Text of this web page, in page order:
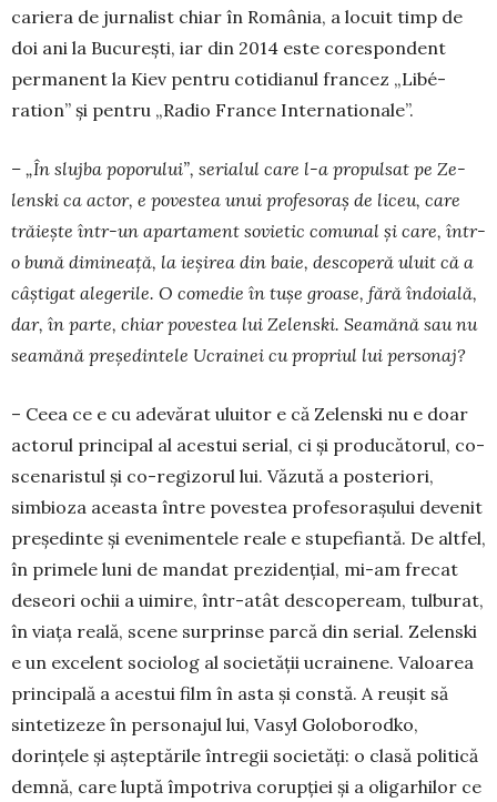
cariera de jurnalist chiar în Româ­nia, a locuit timp de
doi ani la Bucu­rești, iar din 2014 este corespon­dent
per­manent la Kiev pentru co­tidianul francez „Libé­
ration” și pen­tru „Radio France In­terna­tio­nale”.
– „În slujba poporului”, se­rialul care l-a propulsat pe Ze­­
lenski ca actor, e povestea unui pro­fesoraș de liceu, care
trăiește în­tr-un apartament so­vietic co­mu­nal și care, într-
o bună di­mineață, la ieșirea din baie, descoperă uluit că a
câș­tigat ale­gerile. O comedie în tu­șe groa­­se, fără îndoială,
dar, în parte, chiar povestea lui Ze­lenski. Seamănă sau nu
sea­mă­nă președintele Ucrainei cu pro­priul lui per­sonaj?
– Ceea ce e cu adevărat ulu­itor e că Zelenski nu e doar
ac­torul principal al acestui serial, ci și producătorul, co-
scenaristul și co-regizorul lui. Văzută a pos­teriori,
simbioza aceasta între povestea profe­so­rașului devenit
președinte și evenimentele reale e stupe­fi­antă. De altfel,
în pri­mele luni de mandat preziden­țial, mi-am frecat
deseori ochii a uimire, într-atât descopeream, tulburat,
în viața reală, scene sur­prinse parcă din serial. Ze­lenski
e un excelent sociolog al societății ucrainene. Valoa­rea
principală a acestui film în asta și constă. A reușit să
sintetizeze în perso­najul lui, Vasyl Golo­borodko,
dorințele și așteptările întregii societăți: o clasă politică
dem­nă, care luptă împotriva co­rupției și a oligarhilor ce